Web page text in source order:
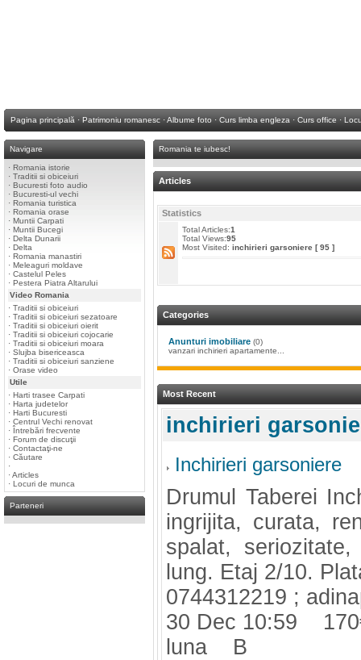
Pagina principală · Patrimoniu romanesc ·Albume foto · Curs limba engleza · Curs office ·
Navigare
· Romania istorie
· Traditii si obiceiuri
· Bucuresti foto audio
· Bucuresti-ul vechi
· Romania turistica
· Romania orase
· Muntii Carpati
· Muntii Bucegi
· Delta Dunarii
· Delta
· Romania manastiri
· Meleaguri moldave
· Castelul Peles
· Pestera Piatra Altarului
Video Romania
· Traditii si obiceiuri
· Traditii si obiceiuri sezatoare
· Traditii si obiceiuri oierit
· Traditii si obiceiuri cojocarie
· Traditii si obiceiuri moara
· Slujba bisericeasca
· Traditii si obiceiuri sanziene
· Orase video
Utile
· Harti trasee Carpati
· Harta judetelor
· Harti Bucuresti
· Centrul Vechi renovat
· Întrebări frecvente
· Forum de discuţii
· Contactaţi-ne
· Căutare
·
·Articles
· Locuri de munca
Parteneri
Romania te iubesc!
Articles
Statistics
Total Articles:1
Total Views:95
Most Visited: inchirieri garsoniere [ 95 ]
Categories
Anunturi imobiliare (0)
vanzari inchirieri apartamente...
Most Recent
inchirieri
Inchirieri garsoniere
Drumul Taberei
ingrijita, curata,
spalat,
lung. Etaj 2/10.
0744312219 ;
30 Dec 10:59
luna B